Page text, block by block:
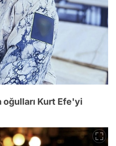
Kurt Efe'yi